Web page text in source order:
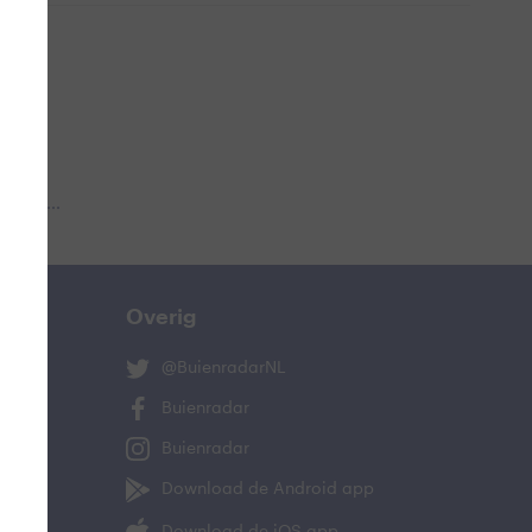
Overig
@BuienradarNL
Buienradar
Buienradar
Download de Android app